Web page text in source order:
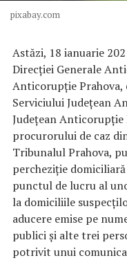
pixabay.com
Astăzi, 18 ianuarie
Direcţiei Generale
Anticorupţie
Serviciului Judeţean
Judeţean Anticorupţie
procurorului de caz
Tribunalul Prahova,
percheziţie
punctul de lucru al
la domiciliile
aducere emise pe
publici şi alte trei
potrivit unui